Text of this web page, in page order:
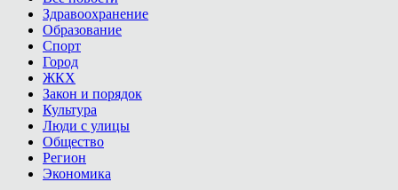
Здравоохранение
Образование
Спорт
Город
ЖКХ
Закон и порядок
Культура
Люди с улицы
Общество
Регион
Экономика